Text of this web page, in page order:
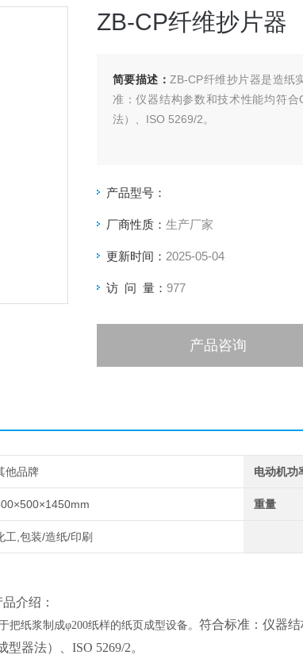
ZB-CP纤维抄片器
简要描述： ZB-CP纤维抄片器是造纸
准：仪器结构参数和技术性能均符
法）、ISO 5269/2。
产品型号：
厂商性质： 生产厂家
更新时间： 2025-05-04
访 问 量： 977
产品咨询
他品牌 电动机功
重量
工,包装/造纸/印刷
品介绍：
把纸浆制成φ200纸样的纸页成型设备。 符合标准： 仪器
型器法）
ISO 5269/2。